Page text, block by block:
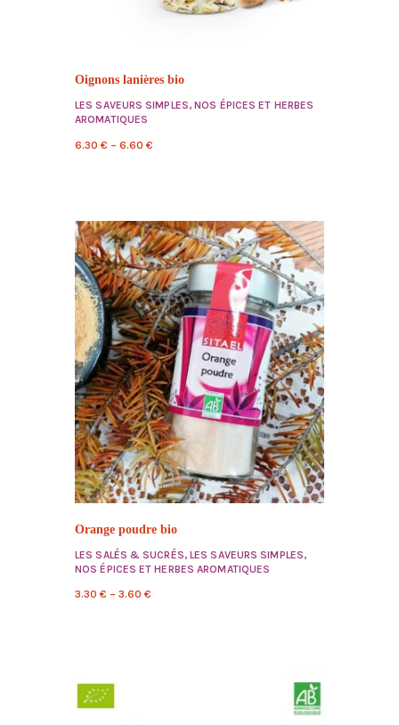
Oignons lanières bio
LES SAVEURS SIMPLES,NOS ÉPICES ET HERBES
AROMATIQUES
6.30 € – 6.60 €
Orange poudre bio
LES SALÉS & SUCRÉS,LES SAVEURS SIMPLES,
NOS ÉPICES ET HERBES AROMATIQUES
3.30 € – 3.60 €